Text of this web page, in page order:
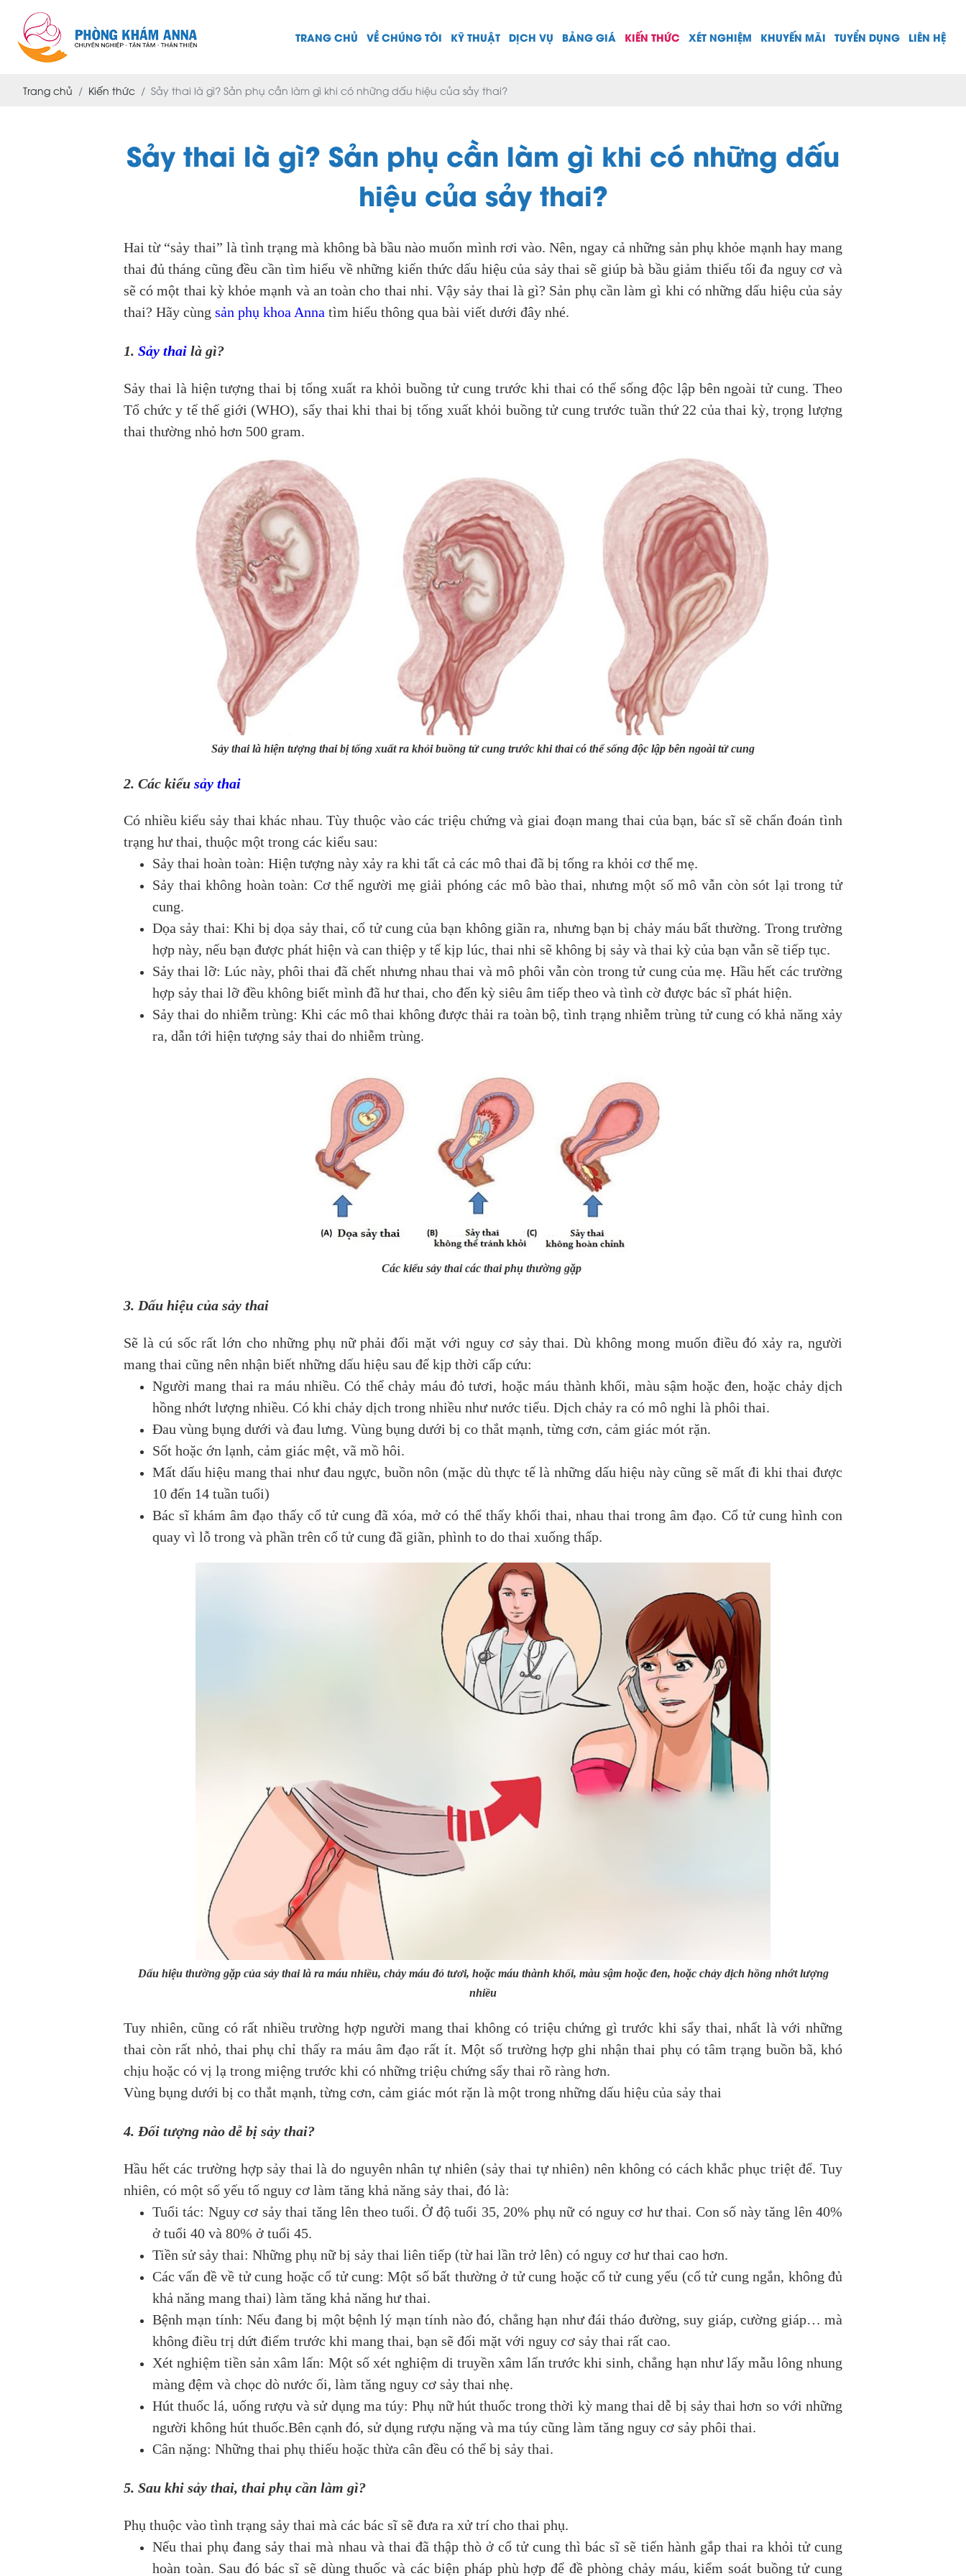
TRANG CHỦ VỀ CHÚNG TÔI KỸ THUẬT DỊCH VỤ BẢNG GIÁ KIẾN THỨC XÉT NGHIỆM KHUYẾN MÃI TUYỂN DỤNG LIÊN HỆ
Trang chủ Kiến thức Sảy thai là gì? Sản phụ cần làm gì khi có những dấu hiệu của sảy thai?
Sảy thai là gì? Sản phụ cần làm gì khi có những dấu
hiệu của sảy thai?
Hai từ “sảy thai” là tình trạng mà không bà bầu nào muốn mình rơi vào. Nên, ngay cả những sản phụ khỏe mạnh hay mang
thai đủ tháng cũng đều cần tìm hiểu về những kiến thức dấu hiệu của sảy thai sẽ giúp bà bầu giảm thiểu tối đa nguy cơ và
sẽ có một thai kỳ khỏe mạnh và an toàn cho thai nhi. Vậy sảy thai là gì? Sản phụ cần làm gì khi có những dấu hiệu của sảy
thai? Hãy cùng sản phụ khoa Anna tìm hiểu thông qua bài viết dưới đây nhé.
1. Sảy thai là gì?
Sảy thai là hiện tượng thai bị tống xuất ra khỏi buồng tử cung trước khi thai có thể sống độc lập bên ngoài tử cung. Theo
Tổ chức y tế thế giới (WHO), sẩy thai khi thai bị tống xuất khỏi buồng tử cung trước tuần thứ 22 của thai kỳ, trọng lượng
thai thường nhỏ hơn 500 gram.
Sảy thai là hiện tượng thai bị tống xuất ra khỏi buồng tử cung trước khi thai có thể sống độc lập bên ngoài tử cung
2. Các kiểu sảy thai
Có nhiều kiểu sảy thai khác nhau. Tùy thuộc vào các triệu chứng và giai đoạn mang thai của bạn, bác sĩ sẽ chẩn đoán tình
trạng hư thai, thuộc một trong các kiểu sau:
Sảy thai hoàn toàn: Hiện tượng này xảy ra khi tất cả các mô thai đã bị tống ra khỏi cơ thể mẹ.
Sảy thai không hoàn toàn: Cơ thể người mẹ giải phóng các mô bào thai, nhưng một số mô vẫn còn sót lại trong tử
cung.
Dọa sảy thai: Khi bị dọa sảy thai, cổ tử cung của bạn không giãn ra, nhưng bạn bị chảy máu bất thường. Trong trường
hợp này, nếu bạn được phát hiện và can thiệp y tế kịp lúc, thai nhi sẽ không bị sảy và thai kỳ của bạn vẫn sẽ tiếp tục.
Sảy thai lỡ: Lúc này, phôi thai đã chết nhưng nhau thai và mô phôi vẫn còn trong tử cung của mẹ. Hầu hết các trường
hợp sảy thai lỡ đều không biết mình đã hư thai, cho đến kỳ siêu âm tiếp theo và tình cờ được bác sĩ phát hiện.
Sảy thai do nhiễm trùng: Khi các mô thai không được thải ra toàn bộ, tình trạng nhiễm trùng tử cung có khả năng xảy
ra, dẫn tới hiện tượng sảy thai do nhiễm trùng.
Các kiểu sảy thai các thai phụ thường gặp
3. Dấu hiệu của sảy thai
Sẽ là cú sốc rất lớn cho những phụ nữ phải đối mặt với nguy cơ sảy thai. Dù không mong muốn điều đó xảy ra, người
mang thai cũng nên nhận biết những dấu hiệu sau để kịp thời cấp cứu:
Người mang thai ra máu nhiều. Có thể chảy máu đỏ tươi, hoặc máu thành khối, màu sậm hoặc đen, hoặc chảy dịch
hồng nhớt lượng nhiều. Có khi chảy dịch trong nhiều như nước tiểu. Dịch chảy ra có mô nghi là phôi thai.
Đau vùng bụng dưới và đau lưng. Vùng bụng dưới bị co thắt mạnh, từng cơn, cảm giác mót rặn.
Sốt hoặc ớn lạnh, cảm giác mệt, vã mồ hôi.
Mất dấu hiệu mang thai như đau ngực, buồn nôn (mặc dù thực tế là những dấu hiệu này cũng sẽ mất đi khi thai được
10 đến 14 tuần tuổi)
Bác sĩ khám âm đạo thấy cổ tử cung đã xóa, mở có thể thấy khối thai, nhau thai trong âm đạo. Cổ tử cung hình con
quay vì lỗ trong và phần trên cổ tử cung đã giãn, phình to do thai xuống thấp.
Dấu hiệu thường gặp của sảy thai là ra máu nhiều, chảy máu đỏ tươi, hoặc máu thành khối, màu sậm hoặc đen, hoặc chảy dịch hồng nhớt lượng
nhiều
Tuy nhiên, cũng có rất nhiều trường hợp người mang thai không có triệu chứng gì trước khi sẩy thai, nhất là với những
thai còn rất nhỏ, thai phụ chỉ thấy ra máu âm đạo rất ít. Một số trường hợp ghi nhận thai phụ có tâm trạng buồn bã, khó
chịu hoặc có vị lạ trong miệng trước khi có những triệu chứng sẩy thai rõ ràng hơn.
Vùng bụng dưới bị co thắt mạnh, từng cơn, cảm giác mót rặn là một trong những dấu hiệu của sảy thai
4. Đối tượng nào dễ bị sảy thai?
Hầu hết các trường hợp sảy thai là do nguyên nhân tự nhiên (sảy thai tự nhiên) nên không có cách khắc phục triệt để. Tuy
nhiên, có một số yếu tố nguy cơ làm tăng khả năng sảy thai, đó là:
Tuổi tác: Nguy cơ sảy thai tăng lên theo tuổi. Ở độ tuổi 35, 20% phụ nữ có nguy cơ hư thai. Con số này tăng lên 40%
ở tuổi 40 và 80% ở tuổi 45.
Tiền sử sảy thai: Những phụ nữ bị sảy thai liên tiếp (từ hai lần trở lên) có nguy cơ hư thai cao hơn.
Các vấn đề về tử cung hoặc cổ tử cung: Một số bất thường ở tử cung hoặc cổ tử cung yếu (cổ tử cung ngắn, không đủ
khả năng mang thai) làm tăng khả năng hư thai.
Bệnh mạn tính: Nếu đang bị một bệnh lý mạn tính nào đó, chẳng hạn như đái tháo đường, suy giáp, cường giáp… mà
không điều trị dứt điểm trước khi mang thai, bạn sẽ đối mặt với nguy cơ sảy thai rất cao.
Xét nghiệm tiền sản xâm lấn: Một số xét nghiệm di truyền xâm lấn trước khi sinh, chẳng hạn như lấy mẫu lông nhung
màng đệm và chọc dò nước ối, làm tăng nguy cơ sảy thai nhẹ.
Hút thuốc lá, uống rượu và sử dụng ma túy: Phụ nữ hút thuốc trong thời kỳ mang thai dễ bị sảy thai hơn so với những
người không hút thuốc.Bên cạnh đó, sử dụng rượu nặng và ma túy cũng làm tăng nguy cơ sảy phôi thai.
Cân nặng: Những thai phụ thiếu hoặc thừa cân đều có thể bị sảy thai.
5. Sau khi sảy thai, thai phụ cần làm gì?
Phụ thuộc vào tình trạng sảy thai mà các bác sĩ sẽ đưa ra xử trí cho thai phụ.
Nếu thai phụ đang sảy thai mà nhau và thai đã thập thò ở cổ tử cung thì bác sĩ sẽ tiến hành gắp thai ra khỏi tử cung
hoàn toàn. Sau đó bác sĩ sẽ dùng thuốc và các biện pháp phù hợp để đề phòng chảy máu, kiểm soát buồng tử cung